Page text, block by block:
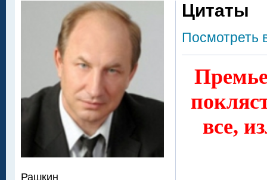
Цитаты
Посмотреть
все,
Рашкин